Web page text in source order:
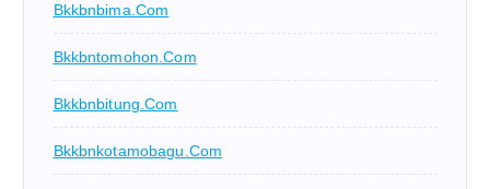
Bkkbnbima.com
Bkkbntomohon.com
Bkkbnbitung.com
Bkkbnkotamobagu.com